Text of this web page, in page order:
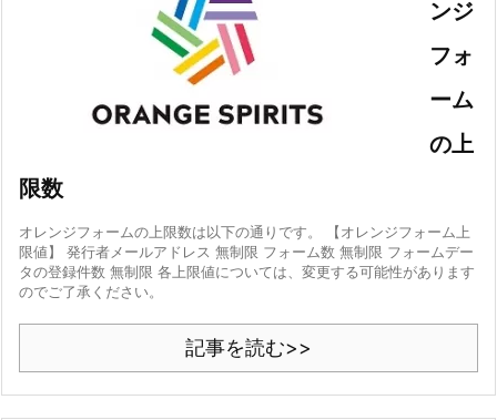
ンジ
フォ
ーム
の上
限数
オレンジフォームの上限数は以下の通りです。 【オレンジフォーム上
限値】 発行者メールアドレス 無制限 フォーム数 無制限 フォームデー
タの登録件数 無制限 各上限値については、変更する可能性があります
のでご了承ください。
記事を読む>>